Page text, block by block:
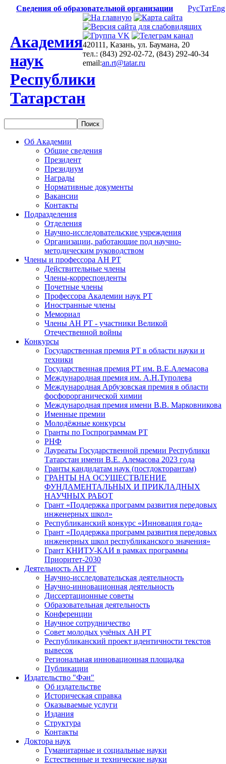
Сведения об образовательной организации РусТатEng
Академия
наук
Республики
Татарстан
420111, Казань, ул. Баумана, 20
тел.: (843) 292-02-72, (843) 292-40-34
email:an.rt@tatar.ru
Об Академии
Общие сведения
Президент
Президиум
Награды
Нормативные документы
Вакансии
Контакты
Подразделения
Отделения
Научно-исследовательские учреждения
Организации, работающие под научно-
методическим руководством
Члены и профессора АН РТ
Действительные члены
Члены-корреспонденты
Почетные члены
Профессора Академии наук РТ
Иностранные члены
Мемориал
Члены АН РТ - участники Великой
Отечественной войны
Конкурсы
Государственная премия РТ в области науки и
техники
Государственная премия РТ им. В.Е.Алемасова
Международная премия им. А.Н.Туполева
Международная Арбузовская премия в области
фосфорорганической химии
Международная премия имени В.В. Марковникова
Именные премии
Молодёжные конкурсы
Гранты по Госпрограммам РТ
РНФ
Лауреаты Государственной премии Республики
Татарстан имени В.Е. Алемасова 2023 года
Гранты кандидатам наук (постдокторантам)
ГРАНТЫ НА ОСУЩЕСТВЛЕНИЕ
ФУНДАМЕНТАЛЬНЫХ И ПРИКЛАДНЫХ
НАУЧНЫХ РАБОТ
Грант «Поддержка программ развития передовых
инженерных школ»
Республиканский конкурс «Инновация года»
Грант «Поддержка программ развития передовых
инженерных школ республиканского значения»
Грант КНИТУ-КАИ в рамках программы
Приоритет-2030
Деятельность АН РТ
Научно-исследовательская деятельность
Научно-инновационная деятельность
Диссертационные советы
Образовательная деятельность
Конференции
Научное сотрудничество
Совет молодых учёных АН РТ
Республиканский проект идентичности текстов
вывесок
Региональная инновационная площадка
Публикации
Издательство "Фән"
Об издательстве
Историческая справка
Оказываемые услуги
Издания
Структура
Контакты
Доктора наук
Гуманитарные и социальные науки
Естественные и технические науки